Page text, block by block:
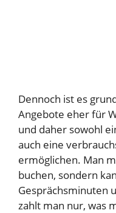
Dennoch ist es
Angebote eher für
und daher sowohl
auch eine
ermöglichen. Man
buchen, sondern
Gesprächsminuten
zahlt man nur, was